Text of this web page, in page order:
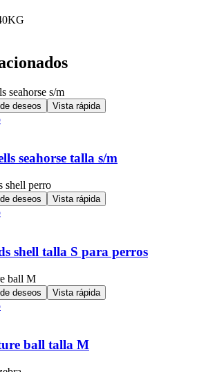
deseos Vista rápida
seahorse talla s/m
deseos Vista rápida
shell talla S para perros
deseos Vista rápida
ball talla M